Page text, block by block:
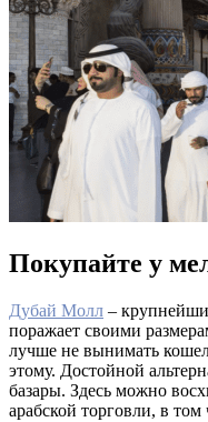
Покупайте у
Дубай Молл –
поражает своими
лучше не вынимать
этому. Достойной
базары. Здесь можно
арабской торговли, в